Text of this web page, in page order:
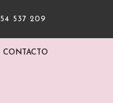
537 209
CONTACTO